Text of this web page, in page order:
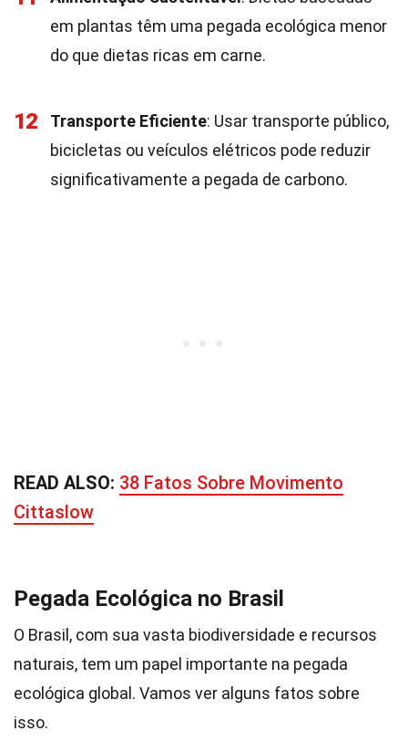
em plantas têm uma pegada ecológica menor
do que dietas ricas em carne.
12 Transporte Eficiente: Usar transporte público,
bicicletas ou veículos elétricos pode reduzir
significativamente a pegada de carbono.
READ ALSO: 38 Fatos Sobre Movimento
Cittaslow
Pegada Ecológica no Brasil
O Brasil, com sua vasta biodiversidade e recursos
naturais, tem um papel importante na pegada
ecológica global. Vamos ver alguns fatos sobre
isso.